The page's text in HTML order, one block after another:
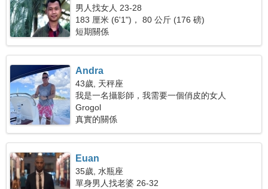
男人找女人 23-28
183 厘米 (6'1")， 80 公斤 (176 磅)
短期關係
Andra
43歲, 天秤座
我是一名攝影師，我需要一個俏皮的女人
Grogol
真實的關係
Euan
35歲, 水瓶座
單身男人找老婆 26-32